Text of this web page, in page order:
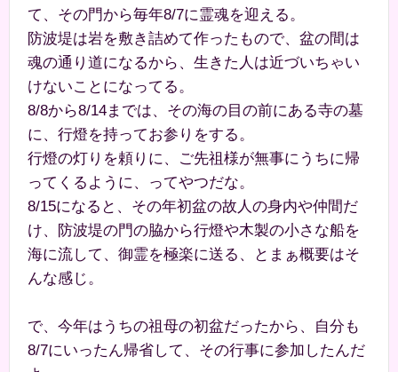
て、その門から毎年8/7に霊魂を迎える。
防波堤は岩を敷き詰めて作ったもので、盆の間は
魂の通り道になるから、生きた人は近づいちゃい
けないことになってる。
8/8から8/14までは、その海の目の前にある寺の墓
に、行燈を持ってお参りをする。
行燈の灯りを頼りに、ご先祖様が無事にうちに帰
ってくるように、ってやつだな。
8/15になると、その年初盆の故人の身内や仲間だ
け、防波堤の門の脇から行燈や木製の小さな船を
海に流して、御霊を極楽に送る、とまぁ概要はそ
んな感じ。
で、今年はうちの祖母の初盆だったから、自分も
8/7にいったん帰省して、その行事に参加したんだ